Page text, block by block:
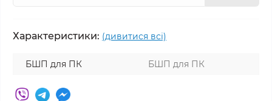
Характеристики: (дивитися всі)
БШП для ПК БШП для ПК